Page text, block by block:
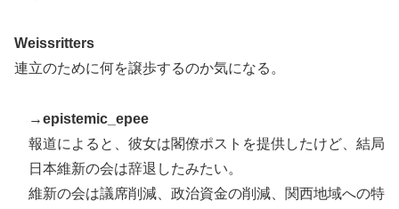
Weissritters
連立のために何を譲歩するのか気になる。
→epistemic_epee
報道によると、彼女は閣僚ポストを提供したけど、結局
日本維新の会は辞退したみたい。
維新の会は議席削減、政治資金の削減、関西地域への特